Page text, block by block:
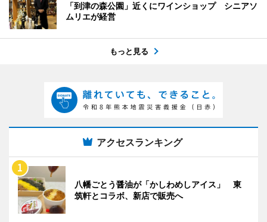
「到津の森公園」近くにワインショップ シニアソ
ムリエが経営
もっと見る
アクセスランキング
八幡ごとう醤油が「かしわめしアイス」 東
筑軒とコラボ、新店で販売へ